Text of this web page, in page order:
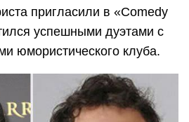
пригласили в «Comedy
успешными дуэтами с
юмористического клуба.